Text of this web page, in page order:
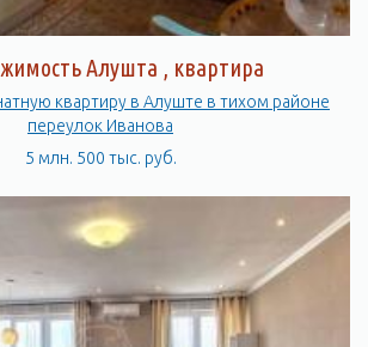
Алушта , квартира
квартиру в Алуште в тихом районе
переулок Иванова
5 млн. 500 тыс. руб.